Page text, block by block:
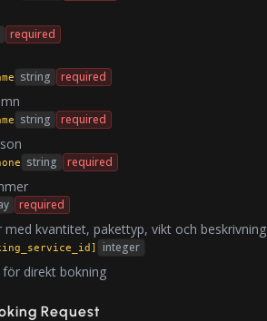
required
string required
string required
string required
required
med kvantitet, pakettyp, vikt och beskrivning
integer
direkt bokning
Request